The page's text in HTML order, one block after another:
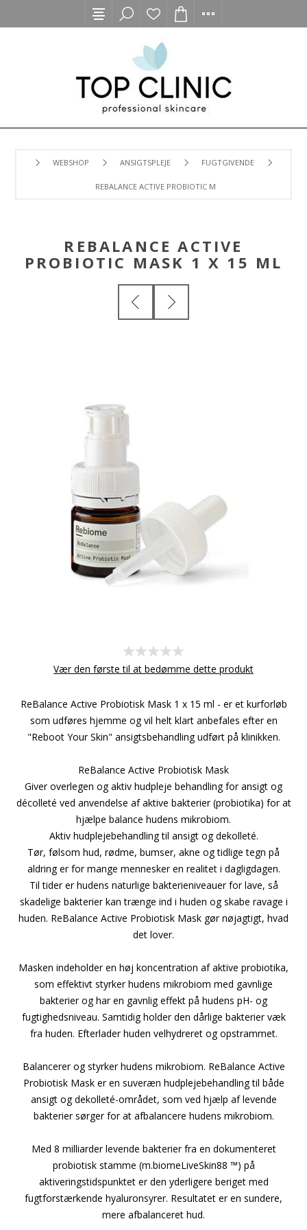
WEBSHOP ANSIGTSPLEJE FUGTGIVENDE
REBALANCE ACTIVE PROBIOTIC MASK 1 X 15 ML
REBALANCE ACTIVE
PROBIOTIC MASK 1 X 15 ML
Vær den første til at bedømme dette produkt
ReBalance Active Probiotisk Mask 1 x 15 ml - er et kurforløb
som udføres hjemme og vil helt klart anbefales efter en
"Reboot Your Skin" ansigtsbehandling udført på klinikken.
ReBalance Active Probiotisk Mask
Giver overlegen og aktiv hudpleje behandling for ansigt og
décolleté ved anvendelse af aktive bakterier (probiotika) for at
hjælpe balance hudens mikrobiom.
Aktiv hudplejebehandling til ansigt og dekolleté.
Tør, følsom hud, rødme, bumser, akne og tidlige tegn på
aldring er for mange mennesker en realitet i dagligdagen.
Til tider er hudens naturlige bakterieniveauer for lave, så
skadelige bakterier kan trænge ind i huden og skabe ravage i
huden. ReBalance Active Probiotisk Mask gør nøjagtigt, hvad
det lover.
Masken indeholder en høj koncentration af aktive probiotika,
som effektivt styrker hudens mikrobiom med gavnlige
bakterier og har en gavnlig effekt på hudens pH- og
fugtighedsniveau. Samtidig holder den dårlige bakterier væk
fra huden. Efterlader huden velhydreret og opstrammet.
Balancerer og styrker hudens mikrobiom. ReBalance Active
Probiotisk Mask er en suveræn hudplejebehandling til både
ansigt og dekolleté-området, som ved hjælp af levende
bakterier sørger for at afbalancere hudens mikrobiom.
Med 8 milliarder levende bakterier fra en dokumenteret
probiotisk stamme (m.biomeLiveSkin88 ™) på
aktiveringstidspunktet er den yderligere beriget med
fugtforstærkende hyaluronsyrer. Resultatet er en sundere,
mere afbalanceret hud.